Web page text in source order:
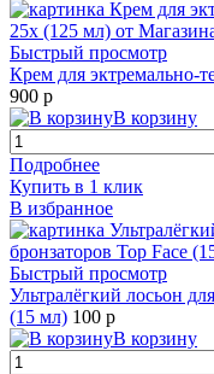
Быстрый просмотр
Крем для эктремально-
900 р
В корзину
Подробнее
Купить в 1 клик
В избранное
Быстрый просмотр
Ультралёгкий лосьон
(15 мл) 100 р
В корзину